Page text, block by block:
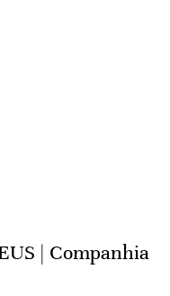
| Companhia